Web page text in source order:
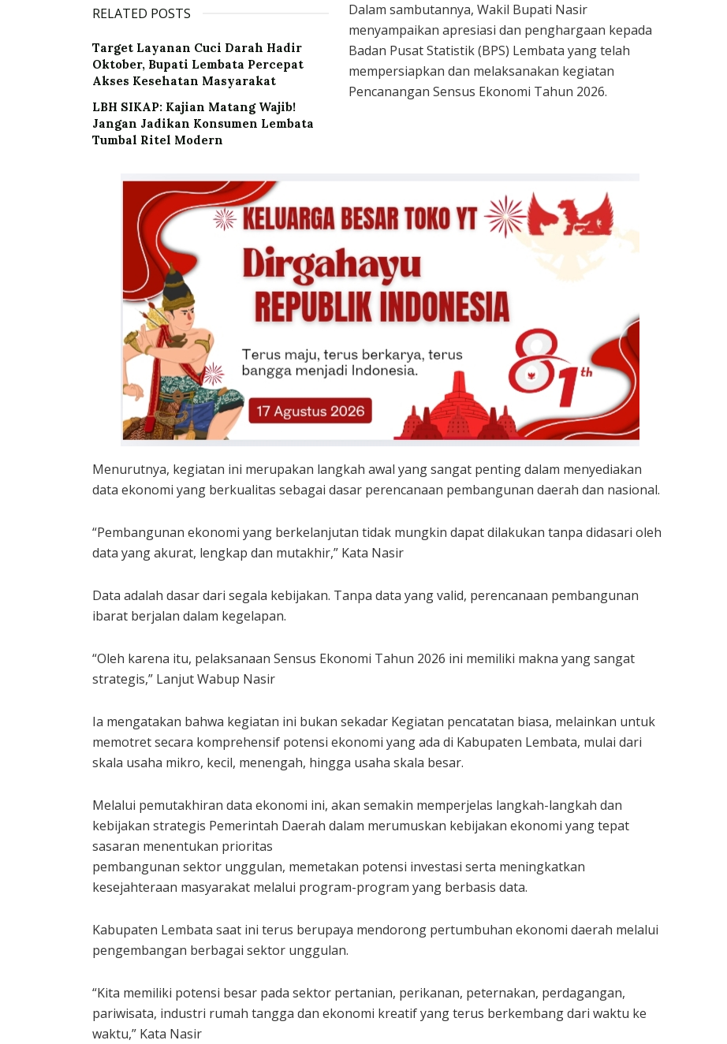
RELATED POSTS
Target Layanan Cuci Darah Hadir
Oktober, Bupati Lembata Percepat
Akses Kesehatan Masyarakat
LBH SIKAP: Kajian Matang Wajib!
Jangan Jadikan Konsumen Lembata
Tumbal Ritel Modern
Dalam sambutannya, Wakil Bupati Nasir
menyampaikan apresiasi dan penghargaan kepada
Badan Pusat Statistik (BPS) Lembata yang telah
mempersiapkan dan melaksanakan kegiatan
Pencanangan Sensus Ekonomi Tahun 2026.
Menurutnya, kegiatan ini merupakan langkah awal yang sangat penting dalam menyediakan
data ekonomi yang berkualitas sebagai dasar perencanaan pembangunan daerah dan nasional.
“Pembangunan ekonomi yang berkelanjutan tidak mungkin dapat dilakukan tanpa didasari oleh
data yang akurat, lengkap dan mutakhir,” Kata Nasir
Data adalah dasar dari segala kebijakan. Tanpa data yang valid, perencanaan pembangunan
ibarat berjalan dalam kegelapan.
“Oleh karena itu, pelaksanaan Sensus Ekonomi Tahun 2026 ini memiliki makna yang sangat
strategis,” Lanjut Wabup Nasir
Ia mengatakan bahwa kegiatan ini bukan sekadar Kegiatan pencatatan biasa, melainkan untuk
memotret secara komprehensif potensi ekonomi yang ada di Kabupaten Lembata, mulai dari
skala usaha mikro, kecil, menengah, hingga usaha skala besar.
Melalui pemutakhiran data ekonomi ini, akan semakin memperjelas langkah-langkah dan
kebijakan strategis Pemerintah Daerah dalam merumuskan kebijakan ekonomi yang tepat
sasaran menentukan prioritas
pembangunan sektor unggulan, memetakan potensi investasi serta meningkatkan
kesejahteraan masyarakat melalui program-program yang berbasis data.
Kabupaten Lembata saat ini terus berupaya mendorong pertumbuhan ekonomi daerah melalui
pengembangan berbagai sektor unggulan.
“Kita memiliki potensi besar pada sektor pertanian, perikanan, peternakan, perdagangan,
pariwisata, industri rumah tangga dan ekonomi kreatif yang terus berkembang dari waktu ke
waktu,” Kata Nasir